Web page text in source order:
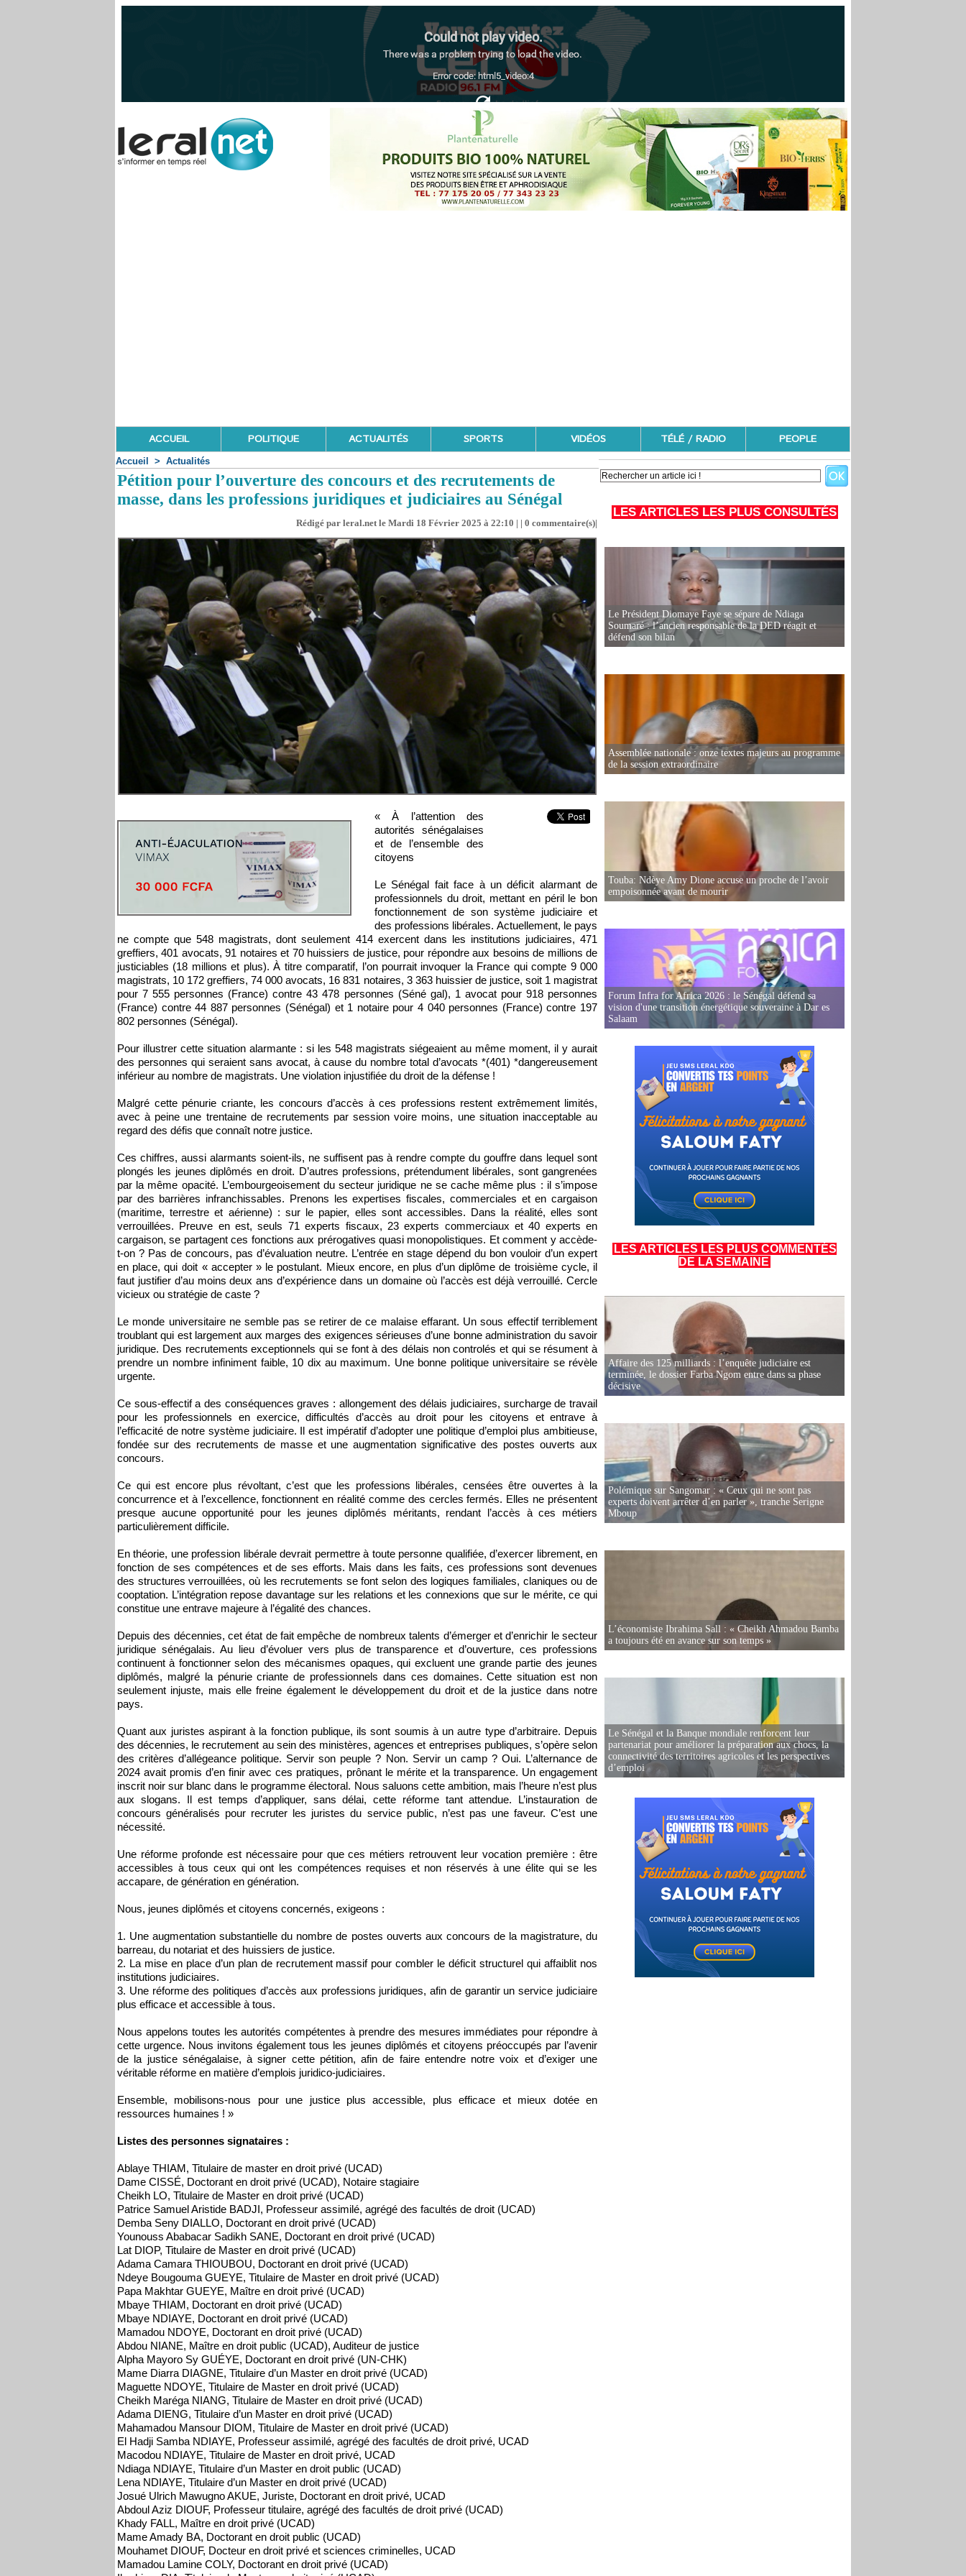
ACCUEIL POLITIQUE ACTUALITÉS SPORTS VIDÉOS TÉLÉ / RADIO PEOPLE
Accueil > Actualités
Pétition pour l’ouverture des concours et des recrutements de
masse, dans les professions juridiques et judiciaires au Sénégal
Rédigé par leral.net le Mardi 18 Février 2025 à 22:10 | | 0 commentaire(s)|
« À l’attention des
autorités sénégalaises
et de l’ensemble des
citoyens
Le Sénégal fait face à un déficit alarmant de
professionnels du droit, mettant en péril le bon
fonctionnement de son système judiciaire et
des professions libérales. Actuellement, le pays
ne compte que 548 magistrats, dont seulement 414 exercent dans les institutions judiciaires, 471
greffiers, 401 avocats, 91 notaires et 70 huissiers de justice, pour répondre aux besoins de millions de
justiciables (18 millions et plus). À titre comparatif, l’on pourrait invoquer la France qui compte 9 000
magistrats, 10 172 greffiers, 74 000 avocats, 16 831 notaires, 3 363 huissier de justice, soit 1 magistrat
pour 7 555 personnes (France) contre 43 478 personnes (Séné gal), 1 avocat pour 918 personnes
(France) contre 44 887 personnes (Sénégal) et 1 notaire pour 4 040 personnes (France) contre 197
802 personnes (Sénégal).
Pour illustrer cette situation alarmante : si les 548 magistrats siégeaient au même moment, il y aurait
des personnes qui seraient sans avocat, à cause du nombre total d’avocats *(401) *dangereusement
inférieur au nombre de magistrats. Une violation injustifiée du droit de la défense !
Malgré cette pénurie criante, les concours d’accès à ces professions restent extrêmement limités,
avec à peine une trentaine de recrutements par session voire moins, une situation inacceptable au
regard des défis que connaît notre justice.
Ces chiffres, aussi alarmants soient-ils, ne suffisent pas à rendre compte du gouffre dans lequel sont
plongés les jeunes diplômés en droit. D’autres professions, prétendument libérales, sont gangrenées
par la même opacité. L’embourgeoisement du secteur juridique ne se cache même plus : il s’impose
par des barrières infranchissables. Prenons les expertises fiscales, commerciales et en cargaison
(maritime, terrestre et aérienne) : sur le papier, elles sont accessibles. Dans la réalité, elles sont
verrouillées. Preuve en est, seuls 71 experts fiscaux, 23 experts commerciaux et 40 experts en
cargaison, se partagent ces fonctions aux prérogatives quasi monopolistiques. Et comment y accède-
t-on ? Pas de concours, pas d’évaluation neutre. L’entrée en stage dépend du bon vouloir d’un expert
en place, qui doit « accepter » le postulant. Mieux encore, en plus d’un diplôme de troisième cycle, il
faut justifier d’au moins deux ans d’expérience dans un domaine où l’accès est déjà verrouillé. Cercle
vicieux ou stratégie de caste ?
Le monde universitaire ne semble pas se retirer de ce malaise effarant. Un sous effectif terriblement
troublant qui est largement aux marges des exigences sérieuses d’une bonne administration du savoir
juridique. Des recrutements exceptionnels qui se font à des délais non controlés et qui se résument à
prendre un nombre infiniment faible, 10 dix au maximum. Une bonne politique universitaire se révèle
urgente.
Ce sous-effectif a des conséquences graves : allongement des délais judiciaires, surcharge de travail
pour les professionnels en exercice, difficultés d’accès au droit pour les citoyens et entrave à
l’efficacité de notre système judiciaire. Il est impératif d’adopter une politique d’emploi plus ambitieuse,
fondée sur des recrutements de masse et une augmentation significative des postes ouverts aux
concours.
Ce qui est encore plus révoltant, c’est que les professions libérales, censées être ouvertes à la
concurrence et à l’excellence, fonctionnent en réalité comme des cercles fermés. Elles ne présentent
presque aucune opportunité pour les jeunes diplômés méritants, rendant l’accès à ces métiers
particulièrement difficile.
En théorie, une profession libérale devrait permettre à toute personne qualifiée, d’exercer librement, en
fonction de ses compétences et de ses efforts. Mais dans les faits, ces professions sont devenues
des structures verrouillées, où les recrutements se font selon des logiques familiales, claniques ou de
cooptation. L’intégration repose davantage sur les relations et les connexions que sur le mérite, ce qui
constitue une entrave majeure à l’égalité des chances.
Depuis des décennies, cet état de fait empêche de nombreux talents d’émerger et d’enrichir le secteur
juridique sénégalais. Au lieu d’évoluer vers plus de transparence et d’ouverture, ces professions
continuent à fonctionner selon des mécanismes opaques, qui excluent une grande partie des jeunes
diplômés, malgré la pénurie criante de professionnels dans ces domaines. Cette situation est non
seulement injuste, mais elle freine également le développement du droit et de la justice dans notre
pays.
Quant aux juristes aspirant à la fonction publique, ils sont soumis à un autre type d’arbitraire. Depuis
des décennies, le recrutement au sein des ministères, agences et entreprises publiques, s’opère selon
des critères d’allégeance politique. Servir son peuple ? Non. Servir un camp ? Oui. L’alternance de
2024 avait promis d’en finir avec ces pratiques, prônant le mérite et la transparence. Un engagement
inscrit noir sur blanc dans le programme électoral. Nous saluons cette ambition, mais l’heure n’est plus
aux slogans. Il est temps d’appliquer, sans délai, cette réforme tant attendue. L’instauration de
concours généralisés pour recruter les juristes du service public, n’est pas une faveur. C’est une
nécessité.
Une réforme profonde est nécessaire pour que ces métiers retrouvent leur vocation première : être
accessibles à tous ceux qui ont les compétences requises et non réservés à une élite qui se les
accapare, de génération en génération.
Nous, jeunes diplômés et citoyens concernés, exigeons :
1. Une augmentation substantielle du nombre de postes ouverts aux concours de la magistrature, du
barreau, du notariat et des huissiers de justice.
2. La mise en place d’un plan de recrutement massif pour combler le déficit structurel qui affaiblit nos
institutions judiciaires.
3. Une réforme des politiques d’accès aux professions juridiques, afin de garantir un service judiciaire
plus efficace et accessible à tous.
Nous appelons toutes les autorités compétentes à prendre des mesures immédiates pour répondre à
cette urgence. Nous invitons également tous les jeunes diplômés et citoyens préoccupés par l’avenir
de la justice sénégalaise, à signer cette pétition, afin de faire entendre notre voix et d’exiger une
véritable réforme en matière d’emplois juridico-judiciaires.
Ensemble, mobilisons-nous pour une justice plus accessible, plus efficace et mieux dotée en
ressources humaines ! »
Listes des personnes signataires :
Ablaye THIAM, Titulaire de master en droit privé (UCAD)
Dame CISSÉ, Doctorant en droit privé (UCAD), Notaire stagiaire
Cheikh LO, Titulaire de Master en droit privé (UCAD)
Patrice Samuel Aristide BADJI, Professeur assimilé, agrégé des facultés de droit (UCAD)
Demba Seny DIALLO, Doctorant en droit privé (UCAD)
Younouss Ababacar Sadikh SANE, Doctorant en droit privé (UCAD)
Lat DIOP, Titulaire de Master en droit privé (UCAD)
Adama Camara THIOUBOU, Doctorant en droit privé (UCAD)
Ndeye Bougouma GUEYE, Titulaire de Master en droit privé (UCAD)
Papa Makhtar GUEYE, Maître en droit privé (UCAD)
Mbaye THIAM, Doctorant en droit privé (UCAD)
Mbaye NDIAYE, Doctorant en droit privé (UCAD)
Mamadou NDOYE, Doctorant en droit privé (UCAD)
Abdou NIANE, Maître en droit public (UCAD), Auditeur de justice
Alpha Mayoro Sy GUÉYE, Doctorant en droit privé (UN-CHK)
Mame Diarra DIAGNE, Titulaire d’un Master en droit privé (UCAD)
Maguette NDOYE, Titulaire de Master en droit privé (UCAD)
Cheikh Maréga NIANG, Titulaire de Master en droit privé (UCAD)
Adama DIENG, Titulaire d’un Master en droit privé (UCAD)
Mahamadou Mansour DIOM, Titulaire de Master en droit privé (UCAD)
El Hadji Samba NDIAYE, Professeur assimilé, agrégé des facultés de droit privé, UCAD
Macodou NDIAYE, Titulaire de Master en droit privé, UCAD
Ndiaga NDIAYE, Titulaire d’un Master en droit public (UCAD)
Lena NDIAYE, Titulaire d’un Master en droit privé (UCAD)
Josué Ulrich Mawugno AKUE, Juriste, Doctorant en droit privé, UCAD
Abdoul Aziz DIOUF, Professeur titulaire, agrégé des facultés de droit privé (UCAD)
Khady FALL, Maître en droit privé (UCAD)
Mame Amady BA, Doctorant en droit public (UCAD)
Mouhamet DIOUF, Docteur en droit privé et sciences criminelles, UCAD
Mamadou Lamine COLY, Doctorant en droit privé (UCAD)
LES ARTICLES LES PLUS CONSULTÉS
Le Président Diomaye Faye se sépare de Ndiaga
Soumaré : l’ancien responsable de la DED réagit et
défend son bilan
Assemblée nationale : onze textes majeurs au programme
de la session extraordinaire
Touba: Ndèye Amy Dione accuse un proche de l’avoir
empoisonnée avant de mourir
Forum Infra for Africa 2026 : le Sénégal défend sa
vision d'une transition énergétique souveraine à Dar es
Salaam
LES ARTICLES LES PLUS COMMENTÉS
DE LA SEMAINE
Affaire des 125 milliards : l’enquête judiciaire est
terminée, le dossier Farba Ngom entre dans sa phase
décisive
Polémique sur Sangomar : « Ceux qui ne sont pas
experts doivent arrêter d’en parler », tranche Serigne
Mboup
L’économiste Ibrahima Sall : « Cheikh Ahmadou Bamba
a toujours été en avance sur son temps »
Le Sénégal et la Banque mondiale renforcent leur
partenariat pour améliorer la préparation aux chocs, la
connectivité des territoires agricoles et les perspectives
d’emploi